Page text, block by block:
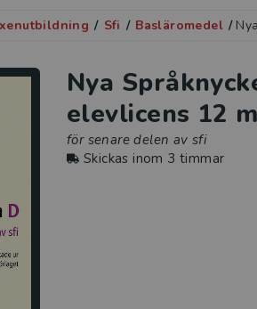
/ Sfi / Basläromedel /
Nya
elevlicens 12
för senare delen av sfi
Skickas inom 3 timmar